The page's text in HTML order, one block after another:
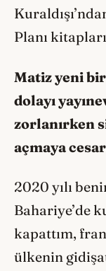
Planı
Matiz yeni
dolayı
zorlanırken
açmaya
2020 yılı
Bahariye’de
kapattım,
ülkenin